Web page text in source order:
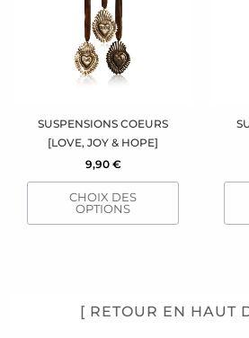
SUSPENSIONS COEURS
[LOVE, JOY & HOPE]
9,90 €
CHOIX DES
OPTIONS
variations.
Les
options
peuvent
être
sur
la
page
du
produit
[ RETOUR EN HAUT